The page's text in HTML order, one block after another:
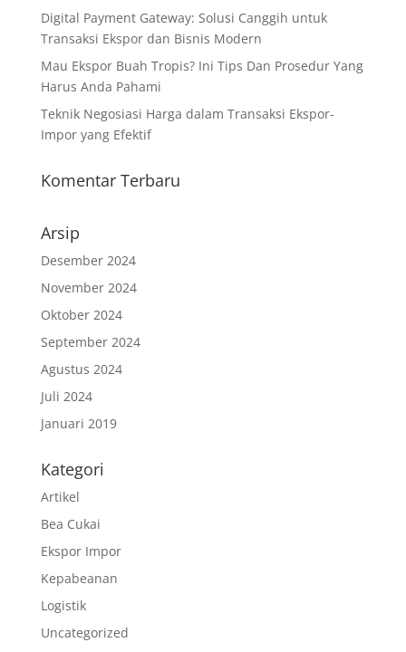
Digital Payment Gateway: Solusi Canggih untuk
Transaksi Ekspor dan Bisnis Modern
Mau Ekspor Buah Tropis? Ini Tips Dan Prosedur Yang
Harus Anda Pahami
Teknik Negosiasi Harga dalam Transaksi Ekspor-
Impor yang Efektif
Komentar Terbaru
Arsip
Desember 2024
November 2024
Oktober 2024
September 2024
Agustus 2024
Juli 2024
Januari 2019
Kategori
Artikel
Bea Cukai
Ekspor Impor
Kepabeanan
Logistik
Uncategorized